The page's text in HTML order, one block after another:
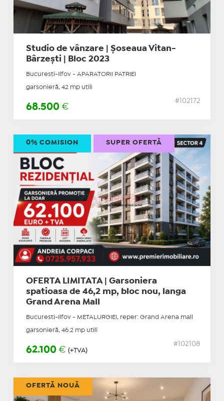
Studio de vânzare | Șoseaua Vitan-
Bârzești | Bloc 2023
Bucuresti-Ilfov - APARATORII PATRIEI
garsonieră, 42 mp utili
68.500 €
#102172
OFERTA LIMITATA | Garsoniera
spatioasa de 46,2 mp, bloc nou, langa
Grand Arena Mall
Bucuresti-Ilfov - METALURGIEI, reper: Grand Arena mall
garsonieră, 46.2 mp utili
62.100 € (+TVA)
#102108
0% COMISION SUPER OFERTĂ
OFERTĂ NOUĂ